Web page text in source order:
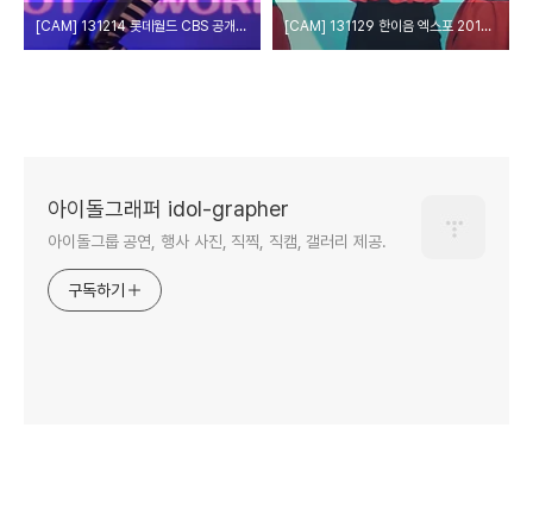
[CAM] 131214 롯데월드 CBS 공개방송 - 나인뮤지스(세라) by PIERCE [CAM] 131129 한이음 엑스포 2013 - 나인뮤지스 by o첫눈에o
아이돌그래퍼 idol-grapher
아이돌그룹 공연, 행사 사진, 직찍, 직캠, 갤러리 제공.
구독하기